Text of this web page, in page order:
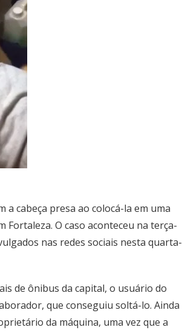
cabeça presa ao colocá-la em uma
O caso aconteceu na terça-
nas redes sociais nesta quarta-
de ônibus da capital, o usuário do
que conseguiu soltá-lo. Ainda
da máquina, uma vez que a